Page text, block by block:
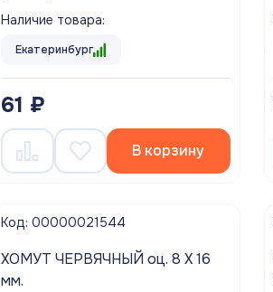
шурупом (5/80)
Наличие товара:
Екатеринбург
61 ₽
В корзину
Код: 00000021544
ХОМУТ ЧЕРВЯЧНЫЙ оц. 8 Х 16
мм.